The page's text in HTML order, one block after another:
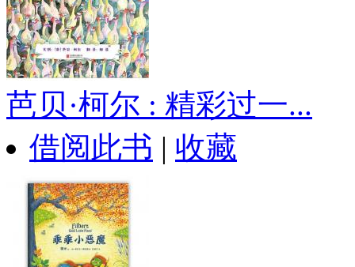
芭贝·柯尔 : 精彩过一...
借阅此书 | 收藏